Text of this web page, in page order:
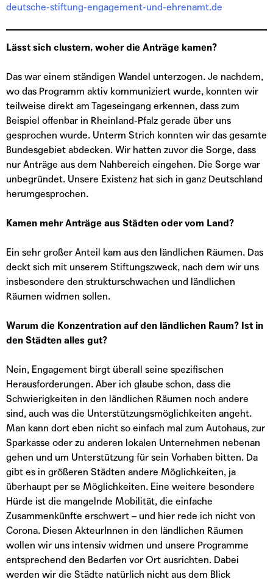
deutsche-stiftung-engagement-und-ehrenamt.de
Lässt sich clustern, woher die Anträge kamen?
Das war einem ständigen Wandel unterzogen. Je nachdem,
wo das Programm aktiv kommuniziert wurde, konnten wir
teilweise direkt am Tageseingang erkennen, dass zum
Beispiel offenbar in Rheinland-Pfalz gerade über uns
gesprochen wurde. Unterm Strich konnten wir das gesamte
Bundesgebiet abdecken. Wir hatten zuvor die Sorge, dass
nur Anträge aus dem Nahbereich eingehen. Die Sorge war
unbegründet. Unsere Existenz hat sich in ganz Deutschland
herumgesprochen.
Kamen mehr Anträge aus Städten oder vom Land?
Ein sehr großer Anteil kam aus den ländlichen Räumen. Das
deckt sich mit unserem Stiftungszweck, nach dem wir uns
insbesondere den strukturschwachen und ländlichen
Räumen widmen sollen.
Warum die Konzentration auf den ländlichen Raum? Ist in
den Städten alles gut?
Nein, Engagement birgt überall seine spezifischen
Herausforderungen. Aber ich glaube schon, dass die
Schwierigkeiten in den ländlichen Räumen noch andere
sind, auch was die Unterstützungsmöglichkeiten angeht.
Man kann dort eben nicht so einfach mal zum Autohaus, zur
Sparkasse oder zu anderen lokalen Unternehmen nebenan
gehen und um Unterstützung für sein Vorhaben bitten. Da
gibt es in größeren Städten andere Möglichkeiten, ja
überhaupt per se Möglichkeiten. Eine weitere besondere
Hürde ist die mangelnde Mobilität, die einfache
Zusammenkünfte erschwert – und hier rede ich nicht von
Corona. Diesen AkteurInnen in den ländlichen Räumen
wollen wir uns intensiv widmen und unsere Programme
entsprechend den Bedarfen vor Ort ausrichten. Dabei
werden wir die Städte natürlich nicht aus dem Blick